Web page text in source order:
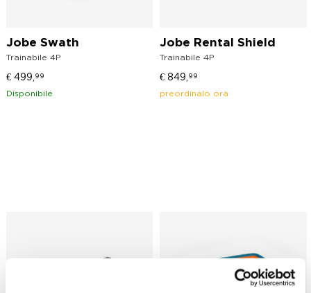
Jobe Swath
Trainabile 4P
€ 499, 99
Disponibile
Jobe Rental Shield
Trainabile 4P
€ 849, 99
preordinalo ora